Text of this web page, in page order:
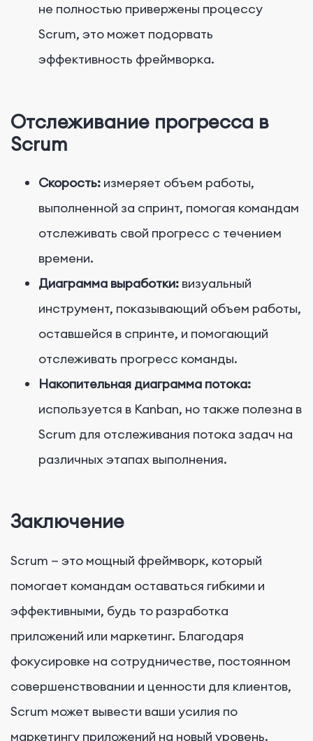
не полностью привержены процессу
Scrum, это может подорвать
эффективность фреймворка.
Отслеживание прогресса в
Scrum
Скорость: измеряет объем работы,
выполненной за спринт, помогая командам
отслеживать свой прогресс с течением
времени.
Диаграмма выработки: визуальный
инструмент, показывающий объем работы,
оставшейся в спринте, и помогающий
отслеживать прогресс команды.
Накопительная диаграмма потока:
используется в Kanban, но также полезна в
Scrum для отслеживания потока задач на
различных этапах выполнения.
Заключение
Scrum — это мощный фреймворк, который
помогает командам оставаться гибкими и
эффективными, будь то разработка
приложений или маркетинг. Благодаря
фокусировке на сотрудничестве, постоянном
совершенствовании и ценности для клиентов,
Scrum может вывести ваши усилия по
маркетингу приложений на новый уровень.